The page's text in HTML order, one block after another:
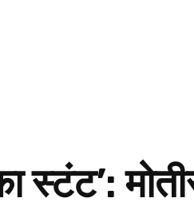
स्टंट’: